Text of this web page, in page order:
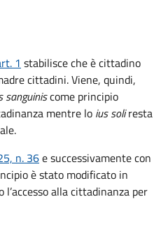
1 stabilisce che è cittadino
cittadini. Viene, quindi,
sanguiniscome principio
mentre lo ius soliresta
n. 36e successivamente con
è stato modificato in
alla cittadinanza per